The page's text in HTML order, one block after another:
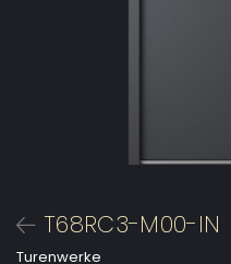
T68RC3-M00-IN
Turenwerke